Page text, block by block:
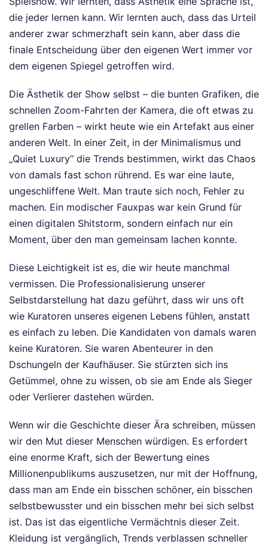
die jeder lernen kann. Wir lernten auch, dass das Urteil
anderer zwar schmerzhaft sein kann, aber dass die
finale Entscheidung über den eigenen Wert immer vor
dem eigenen Spiegel getroffen wird.
Die Ästhetik der Show selbst – die bunten Grafiken, die
schnellen Zoom-Fahrten der Kamera, die oft etwas zu
grellen Farben – wirkt heute wie ein Artefakt aus einer
anderen Welt. In einer Zeit, in der Minimalismus und
„Quiet Luxury“ die Trends bestimmen, wirkt das Chaos
von damals fast schon rührend. Es war eine laute,
ungeschliffene Welt. Man traute sich noch, Fehler zu
machen. Ein modischer Fauxpas war kein Grund für
einen digitalen Shitstorm, sondern einfach nur ein
Moment, über den man gemeinsam lachen konnte.
Diese Leichtigkeit ist es, die wir heute manchmal
vermissen. Die Professionalisierung unserer
Selbstdarstellung hat dazu geführt, dass wir uns oft
wie Kuratoren unseres eigenen Lebens fühlen, anstatt
es einfach zu leben. Die Kandidaten von damals waren
keine Kuratoren. Sie waren Abenteurer in den
Dschungeln der Kaufhäuser. Sie stürzten sich ins
Getümmel, ohne zu wissen, ob sie am Ende als Sieger
oder Verlierer dastehen würden.
Wenn wir die Geschichte dieser Ära schreiben, müssen
wir den Mut dieser Menschen würdigen. Es erfordert
eine enorme Kraft, sich der Bewertung eines
Millionenpublikums auszusetzen, nur mit der Hoffnung,
dass man am Ende ein bisschen schöner, ein bisschen
selbstbewusster und ein bisschen mehr bei sich selbst
ist. Das ist das eigentliche Vermächtnis dieser Zeit.
Kleidung ist vergänglich, Trends verblassen schneller